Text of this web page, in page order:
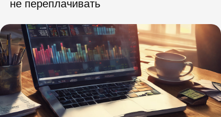
не переплачивать